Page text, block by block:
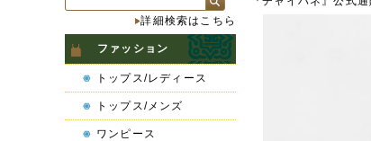
詳細検索はこちら
ファッション
トップス/レディース
トップス/メンズ
ワンピース